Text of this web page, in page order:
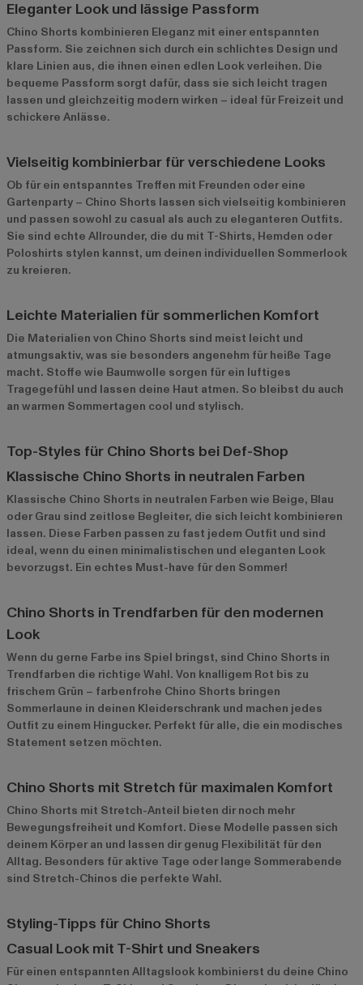
Eleganter Look und lässige Passform
Chino Shorts kombinieren Eleganz mit einer entspannten
Passform. Sie zeichnen sich durch ein schlichtes Design und
klare Linien aus, die ihnen einen edlen Look verleihen. Die
bequeme Passform sorgt dafür, dass sie sich leicht tragen
lassen und gleichzeitig modern wirken – ideal für Freizeit und
schickere Anlässe.
Vielseitig kombinierbar für verschiedene Looks
Ob für ein entspanntes Treffen mit Freunden oder eine
Gartenparty – Chino Shorts lassen sich vielseitig kombinieren
und passen sowohl zu casual als auch zu eleganteren Outfits.
Sie sind echte Allrounder, die du mit T-Shirts, Hemden oder
Poloshirts stylen kannst, um deinen individuellen Sommerlook
zu kreieren.
Leichte Materialien für sommerlichen Komfort
Die Materialien von Chino Shorts sind meist leicht und
atmungsaktiv, was sie besonders angenehm für heiße Tage
macht. Stoffe wie Baumwolle sorgen für ein luftiges
Tragegefühl und lassen deine Haut atmen. So bleibst du auch
an warmen Sommertagen cool und stylisch.
Top-Styles für Chino Shorts bei Def-Shop
Klassische Chino Shorts in neutralen Farben
Klassische Chino Shorts in neutralen Farben wie Beige, Blau
oder Grau sind zeitlose Begleiter, die sich leicht kombinieren
lassen. Diese Farben passen zu fast jedem Outfit und sind
ideal, wenn du einen minimalistischen und eleganten Look
bevorzugst. Ein echtes Must-have für den Sommer!
Chino Shorts in Trendfarben für den modernen
Look
Wenn du gerne Farbe ins Spiel bringst, sind Chino Shorts in
Trendfarben die richtige Wahl. Von knalligem Rot bis zu
frischem Grün – farbenfrohe Chino Shorts bringen
Sommerlaune in deinen Kleiderschrank und machen jedes
Outfit zu einem Hingucker. Perfekt für alle, die ein modisches
Statement setzen möchten.
Chino Shorts mit Stretch für maximalen Komfort
Chino Shorts mit Stretch-Anteil bieten dir noch mehr
Bewegungsfreiheit und Komfort. Diese Modelle passen sich
deinem Körper an und lassen dir genug Flexibilität für den
Alltag. Besonders für aktive Tage oder lange Sommerabende
sind Stretch-Chinos die perfekte Wahl.
Styling-Tipps für Chino Shorts
Casual Look mit T-Shirt und Sneakers
Für einen entspannten Alltagslook kombinierst du deine Chino